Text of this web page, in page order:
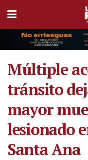
Múltiple
tránsito
mayor
lesionado
Santa Ana